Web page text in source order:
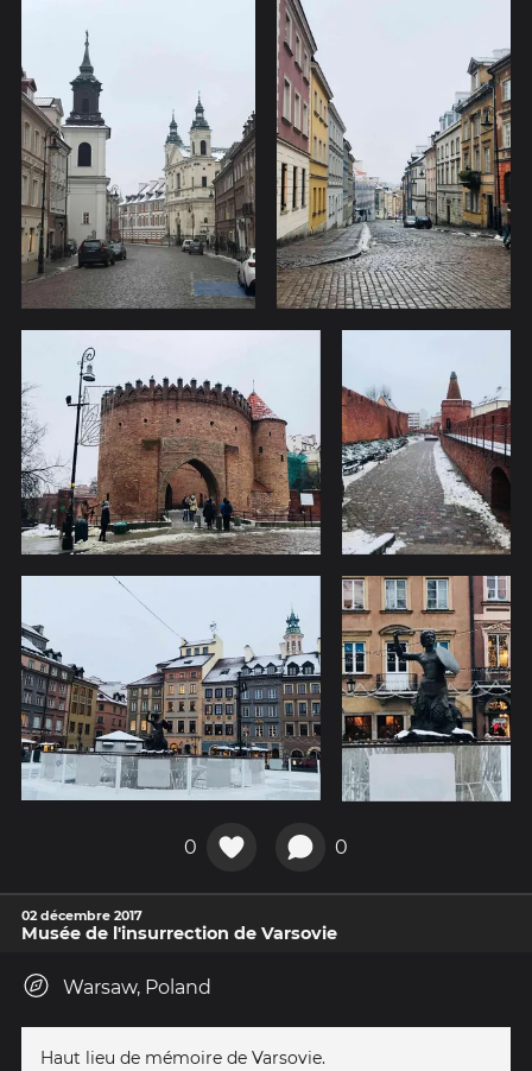
0 0
02 décembre 2017
Musée de l'insurrection de Varsovie
Warsaw, Poland
Haut lieu de mémoire de Varsovie.